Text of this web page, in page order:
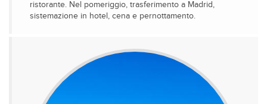
ristorante. Nel pomeriggio, trasferimento a Madrid,
sistemazione in hotel, cena e pernottamento.